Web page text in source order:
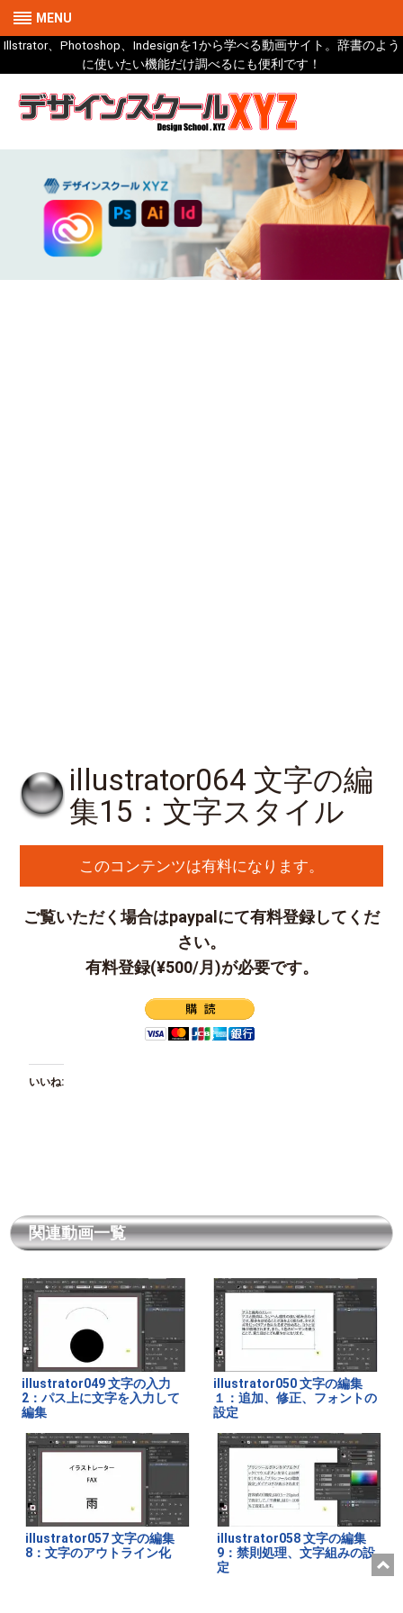
MENU
Illstrator、Photoshop、Indesignを1から学べる動画サイト。辞書のよう
に使いたい機能だけ調べるにも便利です！
illustrator064 文字の編
集15：文字スタイル
このコンテンツは有料になります。
ご覧いただく場合はpaypalにて有料登録してくだ
さい。
有料登録(¥500/月)が必要です。
いいね:
関連動画一覧
illustrator049 文字の入力
2：パス上に文字を入力して
編集
illustrator050 文字の編集
１：追加、修正、フォントの
設定
illustrator057 文字の編集
8：文字のアウトライン化
illustrator058 文字の編集
9：禁則処理、文字組みの設
定